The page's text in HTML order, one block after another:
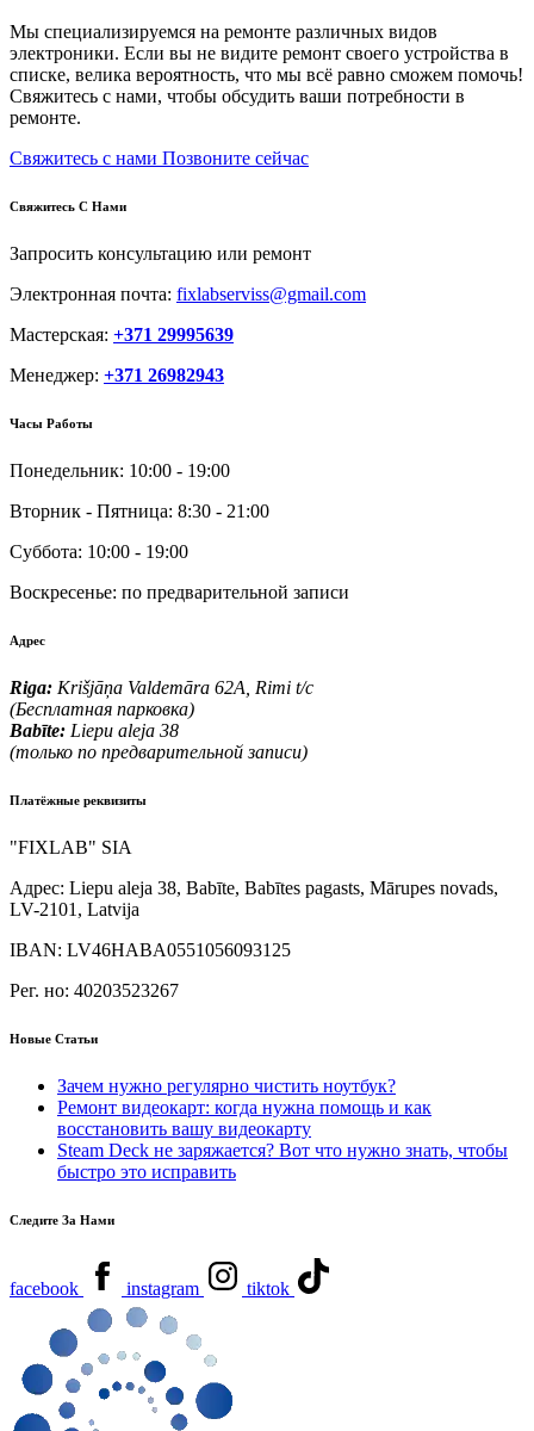
Мы специализируемся на ремонте различных видов
электроники. Если вы не видите ремонт своего устройства в
списке, велика вероятность, что мы всё равно сможем помочь!
Свяжитесь с нами, чтобы обсудить ваши потребности в
ремонте.
Свяжитесь с нами Позвоните сейчас
Свяжитесь С Нами
Запросить консультацию или ремонт
Электронная почта: fixlabserviss@gmail.com
Мастерская: +371 29995639
Менеджер: +371 26982943
Часы Работы
Понедельник: 10:00 - 19:00
Вторник - Пятница: 8:30 - 21:00
Суббота: 10:00 - 19:00
Воскресенье: по предварительной записи
Адрес
Riga: Krišjāņa Valdemāra 62A, Rimi t/c
(Бесплатная парковка)
Babīte: Liepu aleja 38
(только по предварительной записи)
Платёжные реквизиты
"FIXLAB" SIA
Адрес: Liepu aleja 38, Babīte, Babītes pagasts, Mārupes novads,
LV-2101, Latvija
IBAN: LV46HABA0551056093125
Рег. но: 40203523267
Новые Статьи
Зачем нужно регулярно чистить ноутбук?
Ремонт видеокарт: когда нужна помощь и как
восстановить вашу видеокарту
Steam Deck не заряжается? Вот что нужно знать, чтобы
быстро это исправить
Следите За Нами
facebook instagram tiktok